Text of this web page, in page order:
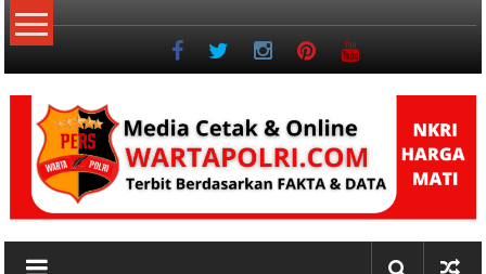
Lompat
ke
NKRI